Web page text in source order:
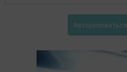
Авторизоваться